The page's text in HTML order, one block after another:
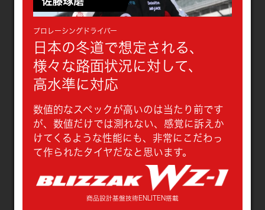
プロレーシングドライバー
日本の冬道で想定される、
様々な路面状況に対して、
高水準に対応
数値的なスペックが高いのは当たり前です
が、数値だけでは測れない、感覚に訴えか
けてくるような性能にも、非常にこだわっ
て作られたタイヤだなと思います。
商品設計基盤技術ENLITEN搭載